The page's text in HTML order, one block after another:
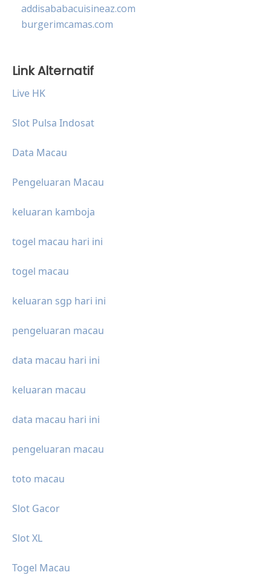
addisababacuisineaz.com
burgerimcamas.com
Link Alternatif
Live HK
Slot Pulsa Indosat
Data Macau
Pengeluaran Macau
keluaran kamboja
togel macau hari ini
togel macau
keluaran sgp hari ini
pengeluaran macau
data macau hari ini
keluaran macau
data macau hari ini
pengeluaran macau
toto macau
Slot Gacor
Slot XL
Togel Macau